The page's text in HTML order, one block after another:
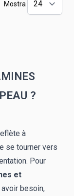
Mostra
?
à
se tourner vers
Pour
et
besoin,